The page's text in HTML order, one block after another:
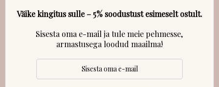
Väike kingitus sulle – 5% soodustust esimeselt ostult.
Sisesta oma e-mail ja tule meie pehmesse,
armastusega loodud maailma!